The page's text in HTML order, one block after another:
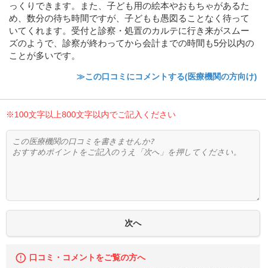
っくりできます。また、子ども用の絵本やおもちゃがあるた
め、数分の待ち時間ですが、子どもも愚図ることなく待って
いてくれます。受付と診察・処置のカルテに行き来がスムー
ズのようで、診察が終わってから会計までの時間も5分以内の
ことが多いです。
≫この口コミにコメントする(医療機関の方向け)
※100文字以上800文字以内でご記入ください
口コミ・コメントをご覧の方へ